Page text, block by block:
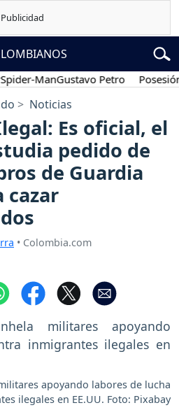
ManGustavo Petro Posesión
Noticias
Es oficial, el
pedido de
de Guardia
cazar
• Colombia.com
apoyando labores de lucha
ilegales en EE.UU. Foto: Pixabay